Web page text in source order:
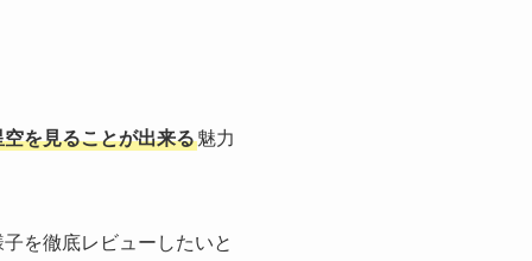
空を見ることが出来る魅力
を徹底レビューしたいと